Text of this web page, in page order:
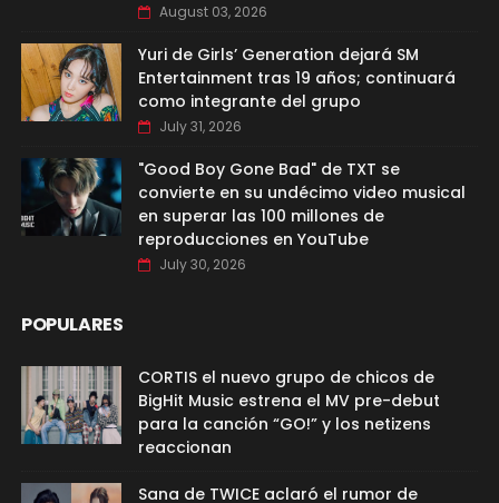
August 03, 2026
Yuri de Girls’ Generation dejará SM
Entertainment tras 19 años; continuará
como integrante del grupo
July 31, 2026
"Good Boy Gone Bad" de TXT se
convierte en su undécimo video musical
en superar las 100 millones de
reproducciones en YouTube
July 30, 2026
POPULARES
CORTIS el nuevo grupo de chicos de
BigHit Music estrena el MV pre-debut
para la canción “GO!” y los netizens
reaccionan
Sana de TWICE aclaró el rumor de